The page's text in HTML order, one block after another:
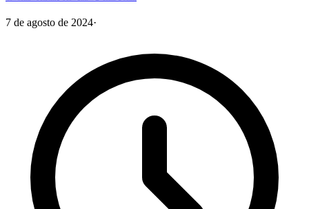
7 de agosto de 2024·